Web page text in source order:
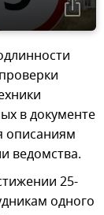
в документе
описаниям
ведомства.
25-
одного